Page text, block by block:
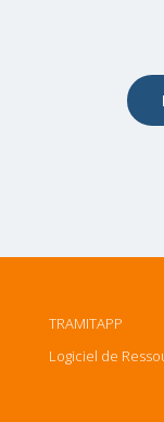
TRAMITAPP
Logiciel de